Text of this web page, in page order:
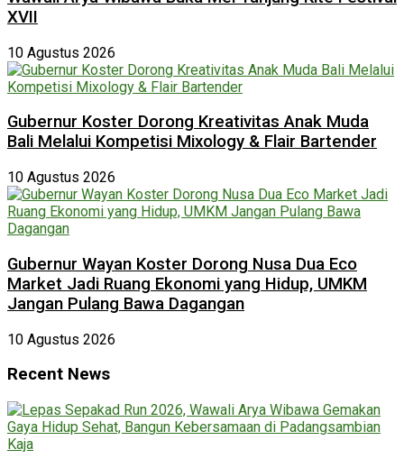
XVII
10 Agustus 2026
Gubernur Koster Dorong Kreativitas Anak Muda
Bali Melalui Kompetisi Mixology & Flair Bartender
10 Agustus 2026
Gubernur Wayan Koster Dorong Nusa Dua Eco
Market Jadi Ruang Ekonomi yang Hidup, UMKM
Jangan Pulang Bawa Dagangan
10 Agustus 2026
Recent News